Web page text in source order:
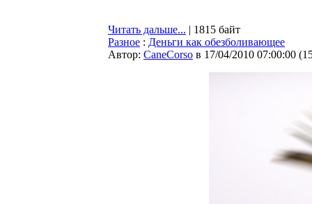
Читать дальше... | 1815 байт
Разное : Деньги как обезболивающее
Автор: CaneCorso в 17/04/2010 07:00:00 (